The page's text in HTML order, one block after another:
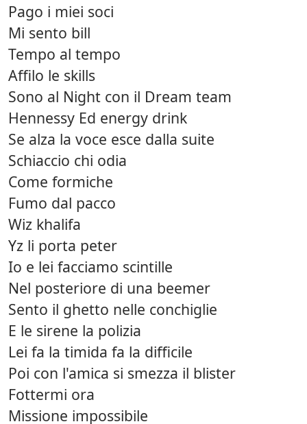
Pago i miei soci
Mi sento bill
Tempo al tempo
Affilo le skills
Sono al Night con il Dream team
Hennessy Ed energy drink
Se alza la voce esce dalla suite
Schiaccio chi odia
Come formiche
Fumo dal pacco
Wiz khalifa
Yz li porta peter
Io e lei facciamo scintille
Nel posteriore di una beemer
Sento il ghetto nelle conchiglie
E le sirene la polizia
Lei fa la timida fa la difficile
Poi con l'amica si smezza il blister
Fottermi ora
Missione impossibile